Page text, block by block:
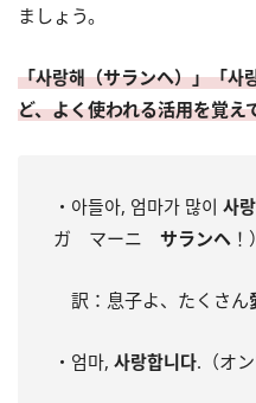
ましょう。
「사랑해（サランヘ）」「사
ど、よく使われる活用を覚え
・아들아, 엄마가 많이 사
ガ マーニ サランヘ ！）
訳：息子よ、たくさん
・엄마, 사랑합니다.（オン